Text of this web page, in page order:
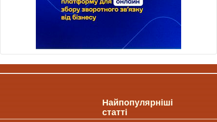
Найпопулярніші
статті